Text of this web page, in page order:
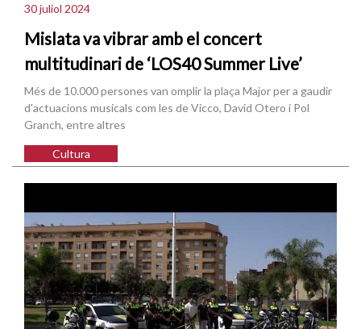
30 juliol 2024
Mislata va vibrar amb el concert
multitudinari de ‘LOS40 Summer Live’
Més de 10.000 persones van omplir la plaça Major per a gaudir
d'actuacions musicals com les de Vicco, David Otero i Pol
Granch, entre altres
Cultura